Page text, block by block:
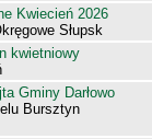
Kwiecień 2026
Słupsk
kwietniowy
Gminy Darłowo
Bursztyn